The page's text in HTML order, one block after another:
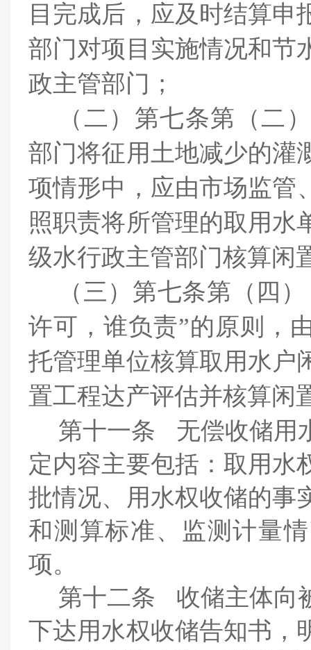
目完成后，应及时结算申
部门对项目实施情况和节
政主管部门；
（二） 第七条第（二
部门将征用土地减少的灌
项情形中，应由市场监管
照职责将所管理的取用水
级水行政主管部门核算闲
（三） 第七条第（四
许可，谁负责”的原则，
托管理单位核算取用水户
置工程达产评估并核算闲
第十一条
无偿收储用
定内容主要包括：取用水
批情况、用水权收储的事
和测算标准、监测计量
项。
第十二条
收储主体向
下达用水权收储告知书，